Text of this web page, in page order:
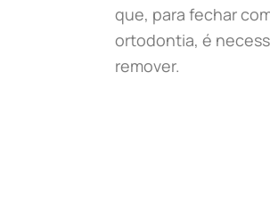
que, para fechar
ortodontia, é
remover.